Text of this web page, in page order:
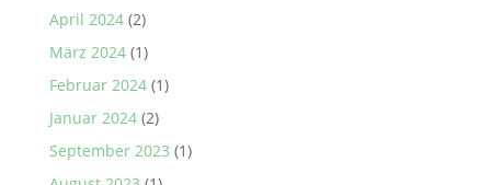
April 2024(2)
März 2024(1)
Februar 2024(1)
Januar 2024(2)
September 2023 (1)